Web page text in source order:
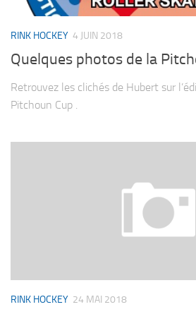
RINK HOCKEY 4 JUIN 2018
Quelques photos de la
Retrouvez les clichés de Hubert sur
Pitchoun Cup .
RINK HOCKEY 24 MAI 2018